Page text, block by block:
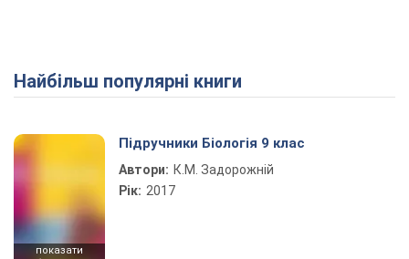
Play Video
Найбільш популярні книги
показати
Підручники Біологія 9 клас
Автори: К.М. Задорожній
Рік: 2017